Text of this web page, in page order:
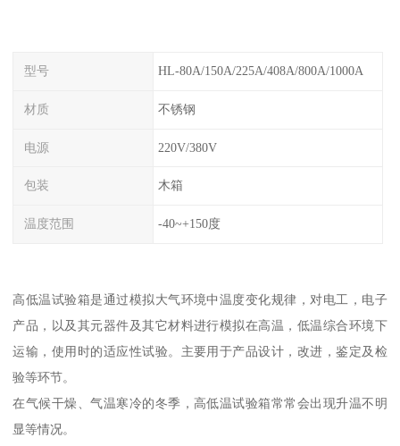
型号 HL-80A/150A/225A/408A/800A/1000A
材质 不锈钢
电源 220V/380V
包装 木箱
温度范围 -40~+150度
高低温试验箱是通过模拟大气环境中温度变化规律，对电工，电子
产品，以及其元器件及其它材料进行模拟在高温，低温综合环境下
运输，使用时的适应性试验。主要用于产品设计，改进，鉴定及检
验等环节。
在气候干燥、气温寒冷的冬季，高低温试验箱常常会出现升温不明
显等情况。